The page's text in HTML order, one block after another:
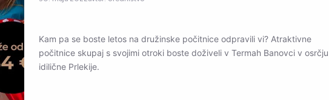
Kam pa se boste letos na družinske počitnice odpravili vi? Atraktivne
počitnice skupaj s svojimi otroki boste doživeli v Termah Banovci v osrčju
idilične Prlekije.